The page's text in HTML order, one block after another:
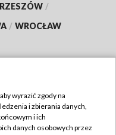
RZESZÓW /
/ WROCŁAW
wyrazić zgody na
i zbierania danych,
i ich
danych osobowych przez